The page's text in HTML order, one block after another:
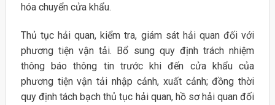
hóa chuyển cửa khẩu.
Thủ tục hải quan, kiểm tra, giám sát hải quan đối với
phương tiện vận tải. Bổ sung quy định trách nhiệm
thông báo thông tin trước khi đến cửa khẩu của
phương tiện vận tải nhập cảnh, xuất cảnh; đồng thời
quy định tách bạch thủ tục hải quan, hồ sơ hải quan đối